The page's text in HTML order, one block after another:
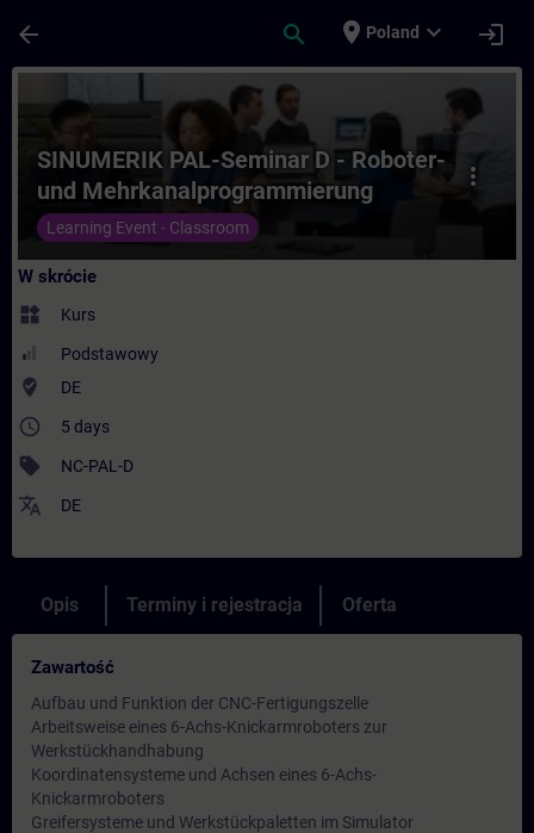
arrow_back search place Poland expand_more login
Kurs - SINUMERIK PAL-Seminar D -
more_vert
SINUMERIK PAL-Seminar D - Roboter-
und Mehrkanalprogrammierung
(Präsenz-Training)
Learning Event - Classroom
W skrócie
widgets Kurs
Podstawowy
where_to_vote DE
access_time 5 days
sell NC-PAL-D
translate DE
Opis Terminy i rejestracja Oferta
Zawartość
Aufbau und Funktion der CNC-Fertigungszelle
Arbeitsweise eines 6-Achs-Knickarmroboters zur
Werkstückhandhabung
Koordinatensysteme und Achsen eines 6-Achs-
Knickarmroboters
Greifersysteme und Werkstückpaletten im Simulator